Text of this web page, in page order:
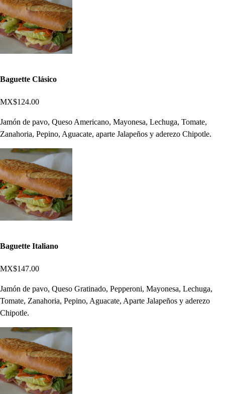
Baguette Clásico
MX$124.00
Jamón de pavo, Queso Americano, Mayonesa, Lechuga, Tomate,
Zanahoria, Pepino, Aguacate, aparte Jalapeños y aderezo Chipotle.
Baguette Italiano
MX$147.00
Jamón de pavo, Queso Gratinado, Pepperoni, Mayonesa, Lechuga,
Tomate, Zanahoria, Pepino, Aguacate, Aparte Jalapeños y aderezo
Chipotle.